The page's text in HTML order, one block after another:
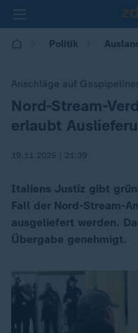
Politik
Anschläge auf
:Nord-Stream-
erlaubt
19.11.2025 | 21:39
Italiens Justiz gibt
Fall der Nord-Stream-
ausgeliefert werden.
Übergabe genehmigt.